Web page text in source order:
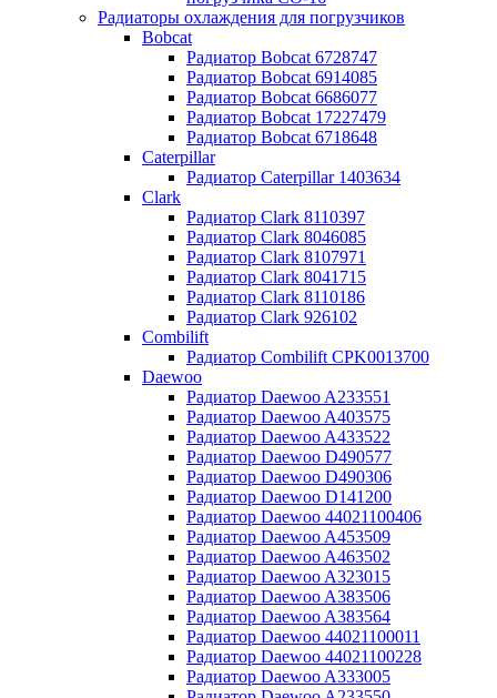
Радиаторы охлаждения для погрузчиков
Bobcat
Радиатор Bobcat 6728747
Радиатор Bobcat 6914085
Радиатор Bobcat 6686077
Радиатор Bobcat 17227479
Радиатор Bobcat 6718648
Caterpillar
Радиатор Caterpillar 1403634
Clark
Радиатор Clark 8110397
Радиатор Clark 8046085
Радиатор Clark 8107971
Радиатор Clark 8041715
Радиатор Clark 8110186
Радиатор Clark 926102
Combilift
Радиатор Combilift CPK0013700
Daewoo
Радиатор Daewoo A233551
Радиатор Daewoo A403575
Радиатор Daewoo A433522
Радиатор Daewoo D490577
Радиатор Daewoo D490306
Радиатор Daewoo D141200
Радиатор Daewoo 44021100406
Радиатор Daewoo A453509
Радиатор Daewoo A463502
Радиатор Daewoo A323015
Радиатор Daewoo A383506
Радиатор Daewoo A383564
Радиатор Daewoo 44021100011
Радиатор Daewoo 44021100228
Радиатор Daewoo A333005